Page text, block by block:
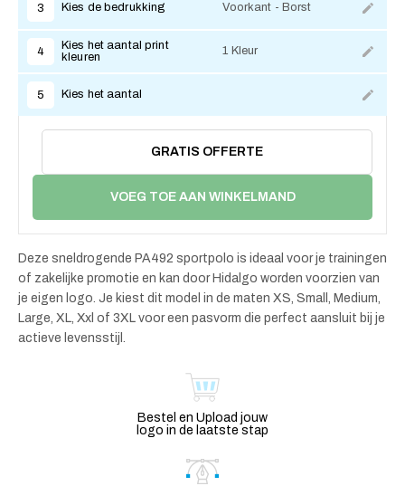
3 Kies de bedrukking Voorkant - Borst
4
Kies het aantal print
kleuren
1 Kleur
5 Kies het aantal
GRATIS OFFERTE
VOEG TOE AAN WINKELMAND
Deze sneldrogende PA492 sportpolo is ideaal voor je trainingen
of zakelijke promotie en kan door Hidalgo worden voorzien van
je eigen logo. Je kiest dit model in de maten XS, Small, Medium,
Large, XL, Xxl of 3XL voor een pasvorm die perfect aansluit bij je
actieve levensstijl.
Bestel en Upload jouw
logo in de laatste stap